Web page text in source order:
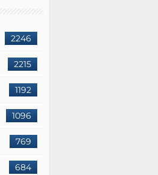
2246
2215
1192
1096
769
684